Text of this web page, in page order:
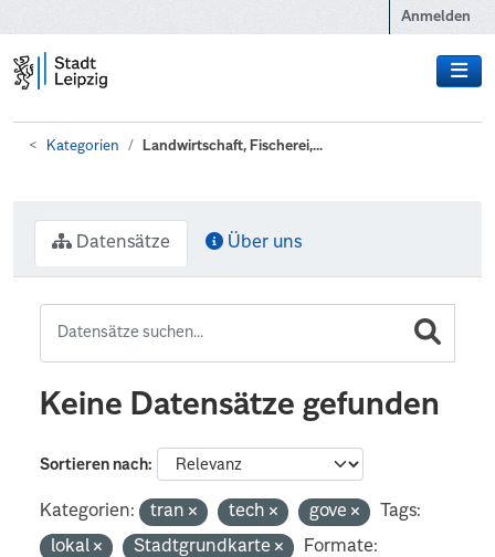
Anmelden
Kategorien Landwirtschaft, Fischerei,...
Datensätze Über uns
Keine Datensätze gefunden
Sortieren nach
Kategorien: tran tech gove
Tags:
lokal
Stadtgrundkarte
Formate: